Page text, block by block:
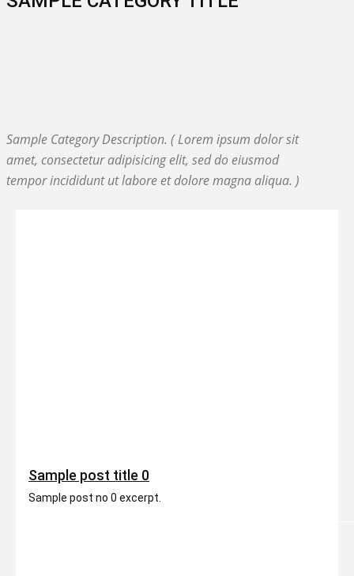
Sample Category Description. ( Lorem ipsum dolor sit
amet, consectetur adipisicing elit, sed do eiusmod
tempor incididunt ut labore et dolore magna aliqua. )
Sample post title 0
Sample post no 0 excerpt.